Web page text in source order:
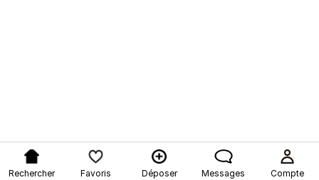
Rechercher Favoris Déposer Messages Compte